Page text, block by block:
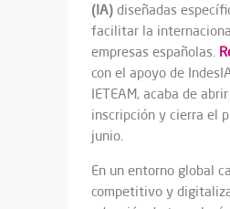
(IA) diseñadas
facilitar la
empresas españolas.
con el apoyo de
IETEAM, acaba de
inscripción y cierra el
junio.
En un entorno global
competitivo y